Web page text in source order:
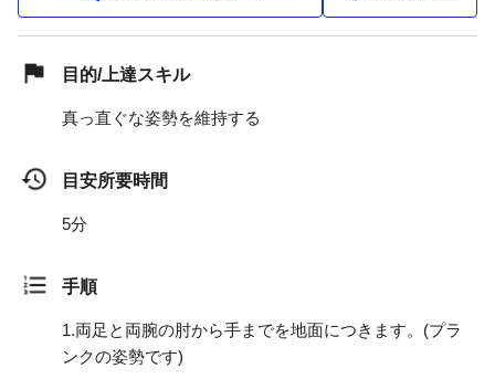
目的/上達スキル
真っ直ぐな姿勢を維持する
目安所要時間
5分
手順
1.両足と両腕の肘から手までを地面につきます。(プラ
ンクの姿勢です)